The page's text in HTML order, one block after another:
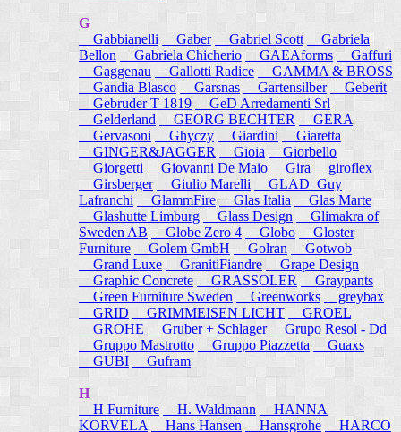
G
Gabbianelli
Gaber Gabriel Scott
Gabriela
Bellon
Gabriela Chicherio GAEAforms
Gaffuri
Gaggenau
Gallotti Radice
GAMMA & BROSS
Gandia Blasco
Garsnas Gartensilber
Geberit
Gebruder T 1819
GeD Arredamenti Srl
Gelderland
GEORG BECHTER
GERA
Gervasoni
Ghyczy Giardini
Giaretta
GINGER&JAGGER
Gioia
Giorbello
Giorgetti
Giovanni De Maio Gira
giroflex
Girsberger
Giulio Marelli
GLAD_Guy
Lafranchi
GlammFire Glas Italia
Glas Marte
Glashutte Limburg
Glass Design
Glimakra of
Sweden AB
Globe Zero 4 Globo
Gloster
Furniture
Golem GmbH Golran
Gotwob
Grand Luxe
GranitiFiandre
Grape Design
Graphic Concrete
GRASSOLER
Graypants
Green Furniture Sweden
Greenworks
greybax
GRID
GRIMMEISEN LICHT
GROEL
GROHE
Gruber + Schlager
Grupo Resol - Dd
Gruppo Mastrotto
Gruppo Piazzetta
Guaxs
GUBI
Gufram
H
H Furniture
H. Waldmann
HANNA
KORVELA
Hans Hansen Hansgrohe HARCO